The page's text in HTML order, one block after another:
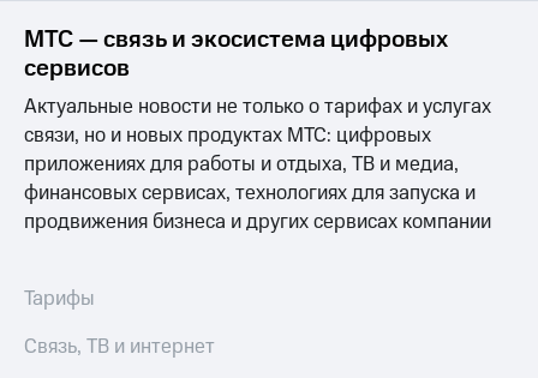
МТС
о технологиях
Достижения
Интервью
Финансовая
отчетность
в
регионе
МТС — связь и экосистема цифровых
сервисов
Актуальные новости не только о тарифах и услугах
связи, но и новых продуктах МТС: цифровых
приложениях для работы и отдыха, ТВ и медиа,
финансовых сервисах, технологиях для запуска и
продвижения бизнеса и других сервисах компании
Тарифы
Связь, ТВ и интернет